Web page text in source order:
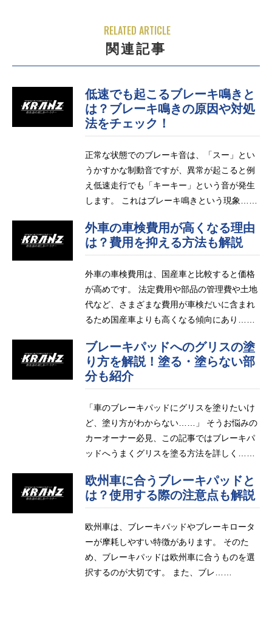
RELATED ARTICLE
関連記事
低速でも起こるブレーキ鳴きと
は？ブレーキ鳴きの原因や対処
法をチェック！
正常な状態でのブレーキ音は、「スー」とい
うかすかな制動音ですが、異常が起こると例
え低速走行でも「キーキー」という音が発生
します。 これはブレーキ鳴きという現象……
外車の車検費用が高くなる理由
は？費用を抑える方法も解説
外車の車検費用は、国産車と比較すると価格
が高めです。 法定費用や部品の管理費や土地
代など、さまざまな費用が車検だいに含まれ
るため国産車よりも高くなる傾向にあり……
ブレーキパッドへのグリスの塗
り方を解説！塗る・塗らない部
分も紹介
「車のブレーキパッドにグリスを塗りたいけ
ど、塗り方がわからない……」 そうお悩みの
カーオーナー必見、この記事ではブレーキパ
ッドへうまくグリスを塗る方法を詳しく……
欧州車に合うブレーキパッドと
は？使用する際の注意点も解説
欧州車は、ブレーキパッドやブレーキロータ
ーが摩耗しやすい特徴があります。 そのた
め、ブレーキパッドは欧州車に合うものを選
択するのが大切です。 また、ブレ……